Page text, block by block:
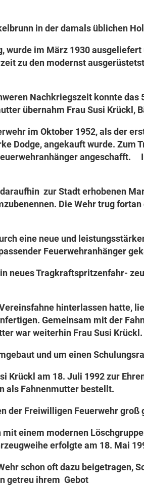
in der damals üblichen
wurde im März 1930
zu den modernst
Nachkriegszeit konnte
übernahm Frau Susi Krückl,
im Oktober 1952, als der
Dodge, angekauft wurde. Zum
angeschafft.
zur Stadt erhobenen
Die Wehr trug
eine neue und
Feuerwehranhänger
neues Tragkraftspritzenfahr-
hinterlassen hatte,
Gemeinsam mit der
war weiterhin Frau Susi Krückl.
und um einen
Krückl am 18. Juli 1992 zur
als Fahnenmutter bestellt.
der Freiwilligen Feuerwehr groß
einem modernen
erfolgte am 18. Mai
schon oft dazu beigetragen,
getreu ihrem Gebot